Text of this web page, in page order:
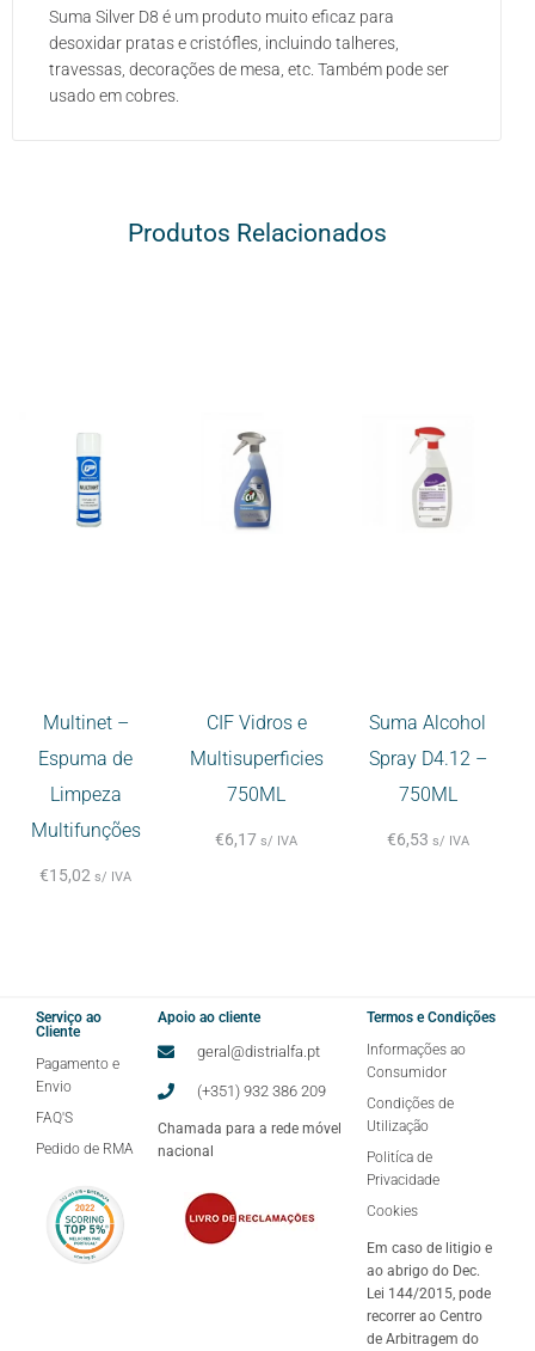
Suma Silver D8 é um produto muito eficaz para
desoxidar pratas e cristófles, incluindo talheres,
travessas, decorações de mesa, etc. Também pode ser
usado em cobres.
Produtos Relacionados
Multinet –
Espuma de
Limpeza
Multifunções
€15,02 s/ IVA
CIF Vidros e
Multisuperficies
750ML
€6,17 s/ IVA
Suma Alcohol
Spray D4.12 –
750ML
€6,53 s/ IVA
Serviço ao
Cliente
Pagamento e
Envio
FAQ'S
Pedido de RMA
Apoio ao cliente
geral@distrialfa.pt
(+351) 932 386 209
Chamada para a rede móvel
nacional
Termos e Condições
Informações ao
Consumidor
Condições de
Utilização
Politíca de
Privacidade
Cookies
Em caso de litigio e
ao abrigo do Dec.
Lei 144/2015, pode
recorrer ao Centro
de Arbitragem do